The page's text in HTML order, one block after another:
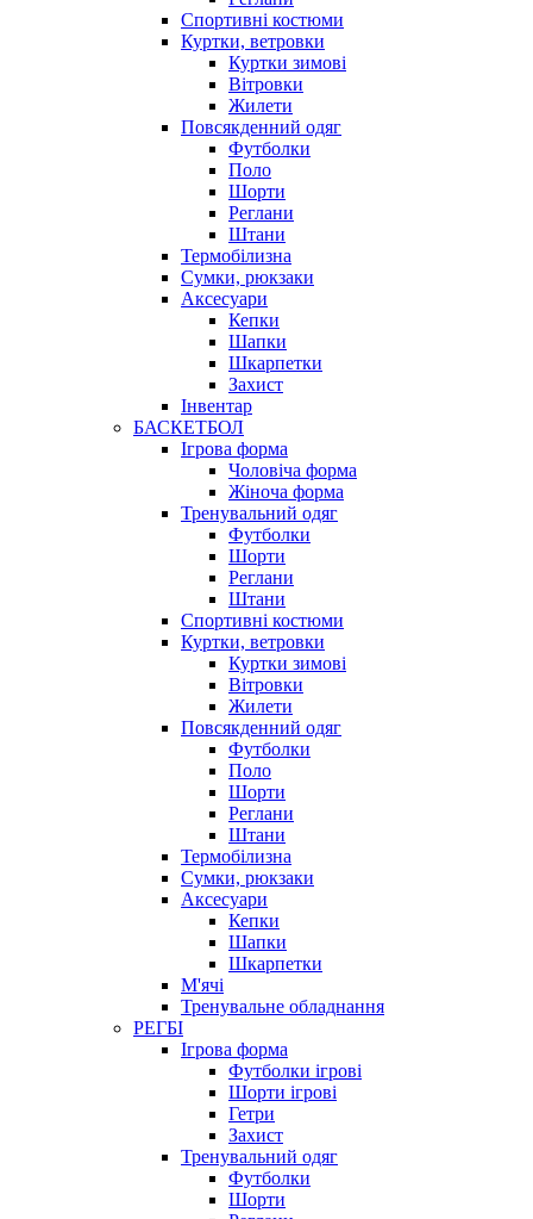
Спортивні костюми
Куртки, ветровки
Куртки зимові
Вітровки
Жилети
Повсякденний одяг
Футболки
Поло
Шорти
Реглани
Штани
Термобілизна
Сумки, рюкзаки
Аксесуари
Кепки
Шапки
Шкарпетки
Захист
Інвентар
БАСКЕТБОЛ
Ігрова форма
Чоловіча форма
Жіноча форма
Тренувальний одяг
Футболки
Шорти
Реглани
Штани
Спортивні костюми
Куртки, ветровки
Куртки зимові
Вітровки
Жилети
Повсякденний одяг
Футболки
Поло
Шорти
Реглани
Штани
Термобілизна
Сумки, рюкзаки
Аксесуари
Кепки
Шапки
Шкарпетки
М'ячі
Тренувальне обладнання
РЕГБІ
Ігрова форма
Футболки ігрові
Шорти ігрові
Гетри
Захист
Тренувальний одяг
Футболки
Шорти